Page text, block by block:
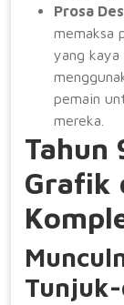
Prosa
memaksa
yang kaya
pemain
mereka.
Tahun
Grafik